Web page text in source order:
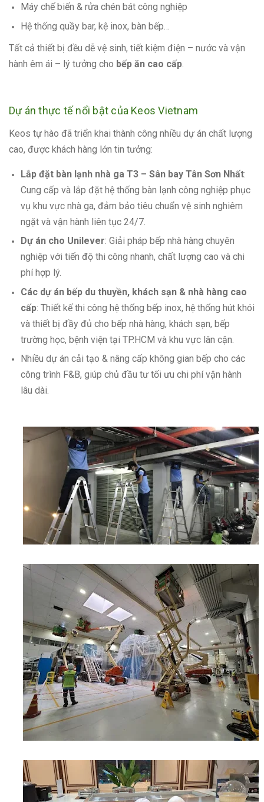
Máy chế biến & rửa chén bát công nghiệp
Hệ thống quầy bar, kệ inox, bàn bếp…
Tất cả thiết bị đều dễ vệ sinh, tiết kiệm điện – nước và vận
hành êm ái – lý tưởng cho bếp ăn cao cấp
Dự án thực tế nổi bật của Keos Vietnam
Keos tự hào đã triển khai thành công nhiều dự án chất lượng
cao, được khách hàng lớn tin tưởng:
Lắp đặt bàn lạnh nhà ga T3 – Sân bay Tân Sơn Nhất:
Cung cấp và lắp đặt hệ thống bàn lạnh công nghiệp phục
vụ khu vực nhà ga, đảm bảo tiêu chuẩn vệ sinh nghiêm
ngặt và vận hành liên tục 24/7.
Dự án cho Unilever: Giải pháp bếp nhà hàng chuyên
nghiệp với tiến độ thi công nhanh, chất lượng cao và chi
phí hợp lý.
Các dự án bếp du thuyền, khách sạn & nhà hàng cao
cấp: Thiết kế thi công hệ thống bếp inox, hệ thống hút khói
và thiết bị đầy đủ cho bếp nhà hàng, khách sạn, bếp
trường học, bệnh viện tại TP.HCM và khu vực lân cận.
Nhiều dự án cải tạo & nâng cấp không gian bếp cho các
công trình F&B, giúp chủ đầu tư tối ưu chi phí vận hành
lâu dài.